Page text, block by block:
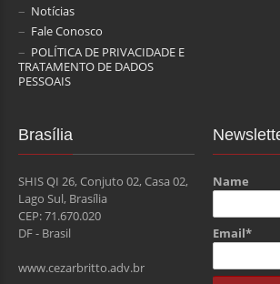
Notícias
Fale Conosco
POLÍTICA DE PRIVACIDADE E
TRATAMENTO DE DADOS
PESSOAIS
Brasília
SHIS QI 26, Conjuto 02, Casa 02,
Lago Sul, Brasília
CEP: 71.670.020
DF - Brasil
www.cezarbritto.adv.br
Name
Email*